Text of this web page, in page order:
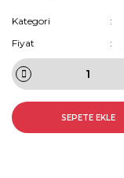
Kategori
Fiyat
SEPETE EKLE